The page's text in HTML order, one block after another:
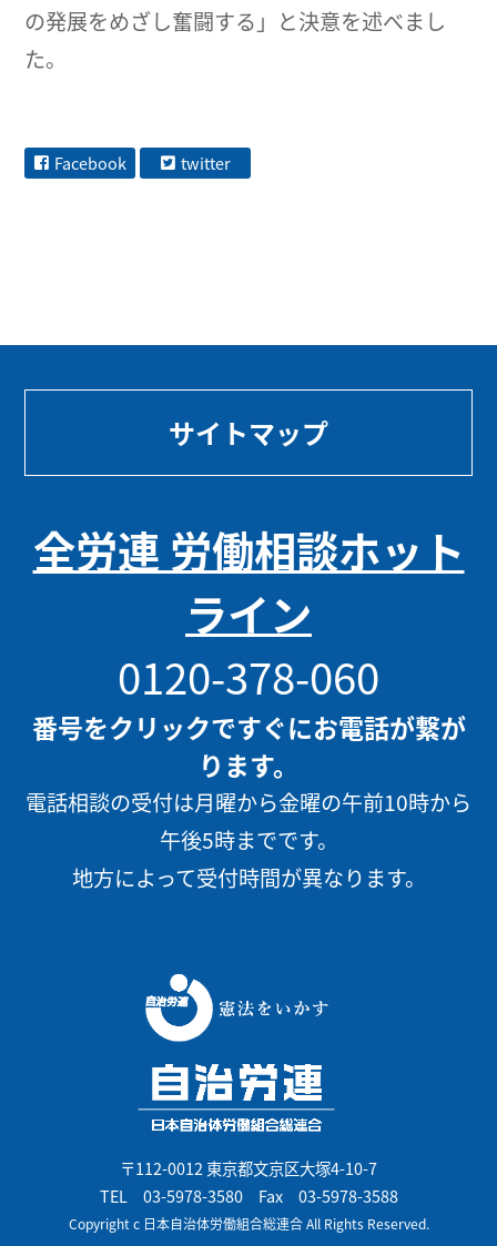
の発展をめざし奮闘する」と決意を述べまし
た。
Facebook twitter
サイトマップ
全労連 労働相談ホット
ライン
0120-378-060
番号をクリックですぐにお電話が繋が
ります。
電話相談の受付は月曜から金曜の午前10時から
午後5時までです。
地方によって受付時間が異なります。
〒112-0012 東京都文京区大塚4-10-7
TEL 03-5978-3580Fax 03-5978-3588
Copyright c 日本自治体労働組合総連合 All Rights Reserved.